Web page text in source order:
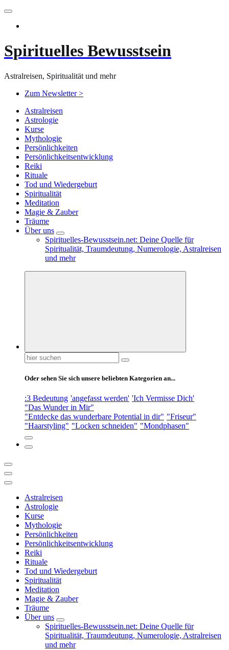
Zum
springen
Spirituelles Bewusstsein
Astralreisen, Spiritualität und mehr
Zum Newsletter >
Astralreisen
Astrologie
Kurse
Mythologie
Persönlichkeiten
Persönlichkeitsentwicklung
Reiki
Rituale
Tod und Wiedergeburt
Spiritualität
Meditation
Magie & Zauber
Träume
Über uns
Spirituelles-Bewusstsein.net: Deine Quelle für
Spiritualität, Traumdeutung, Numerologie, Astralreisen
und mehr
Suchen
nach:
Oder sehen Sie sich unsere beliebten Kategorien an...
:3 Bedeutung 'angefasst werden' 'Ich Vermisse Dich'
"Das Wunder in Mir"
"Entdecke das wunderbare Potential in dir" "Friseur"
"Haarstyling" "Locken schneiden" "Mondphasen"
Astralreisen
Astrologie
Kurse
Mythologie
Persönlichkeiten
Persönlichkeitsentwicklung
Reiki
Rituale
Tod und Wiedergeburt
Spiritualität
Meditation
Magie & Zauber
Träume
Über uns
Spirituelles-Bewusstsein.net: Deine Quelle für
Spiritualität, Traumdeutung, Numerologie, Astralreisen
und mehr